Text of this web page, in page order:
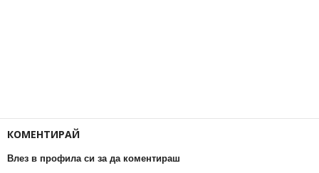
КОМЕНТИРАЙ
Влез в профила си за да коментираш